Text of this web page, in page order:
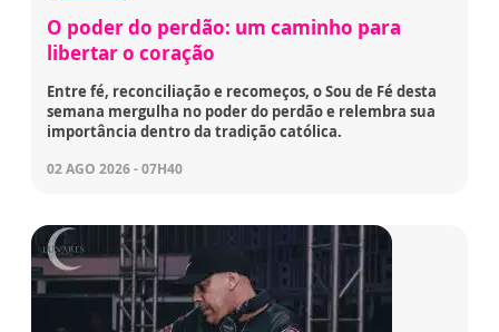
O poder do perdão: um caminho para
libertar o coração
Entre fé, reconciliação e recomeços, o Sou de Fé desta
semana mergulha no poder do perdão e relembra sua
importância dentro da tradição católica.
02 AGO 2026 - 07H40